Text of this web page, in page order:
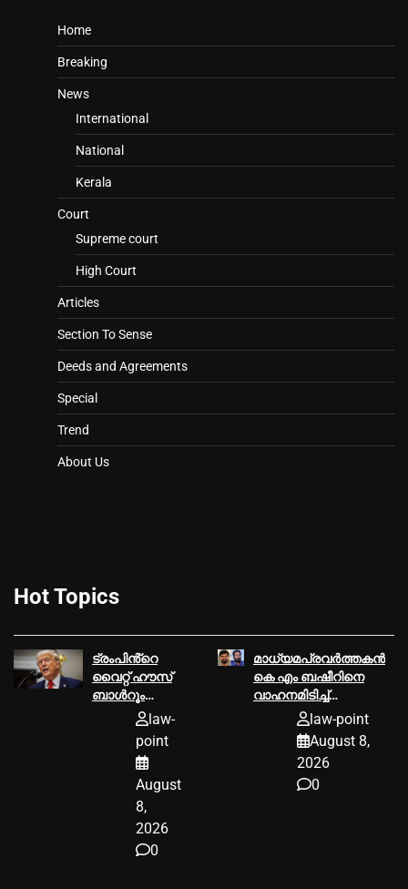
Home
Breaking
News
International
National
Kerala
Court
Supreme court
High Court
Articles
Section To Sense
Deeds and Agreements
Special
Trend
About Us
Hot Topics
ട്രംപിൻ്റെ
വൈറ്റ് ഹൗസ്
ബാള്‍റൂം
പദ്ധതിക്ക്
നിര്‍മ്മാണം
യുഎസ്
അപ്പീല്‍
കോടതി
തടഞ്ഞു
law-
point
August
8,
2026
0
മാധ്യമപ്രവര്‍ത്തകന്‍
കെ എം ബഷീറിനെ
വാഹനമിടിച്ച്‌
കൊലപ്പെടുത്തിയ
കേസില്‍ ശ്രീറാം
വെങ്കിട്ടരാമനെതിരെ
സാക്ഷിമൊഴി
law-point
August 8,
2026
0